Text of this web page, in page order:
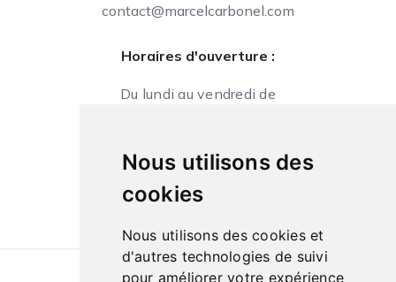
Nous utilisons des
cookies
Nous utilisons des cookies et
d'autres technologies de suivi
pour améliorer votre expérience
contact@marcelcarbonel.com
Horaires d'ouverture :
Du lundi au vendredi de
10h à 13h et de 14h à 18h